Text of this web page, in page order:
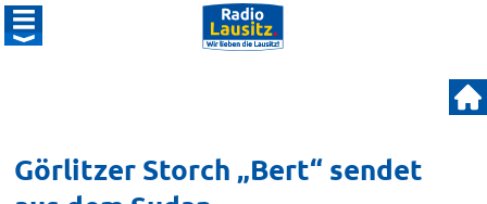
Görlitzer Storch „Bert“ sendet